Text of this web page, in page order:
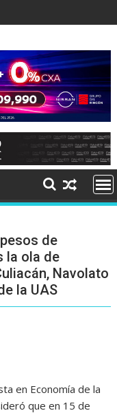
de
la ola de
Navolato
la UAS
en Economía de la
que en 15 de